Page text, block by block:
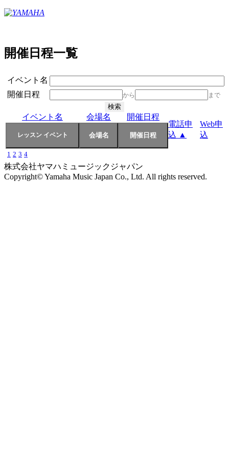
開催日程一覧
イベント名
開催日程
から まで
イベント名 会場名
開催日程
電話申
込 ▲
Web申
込
1 2 3 4
株式会社ヤマハミュージックジャパン
Copyright© Yamaha Music Japan Co., Ltd. All rights reserved.